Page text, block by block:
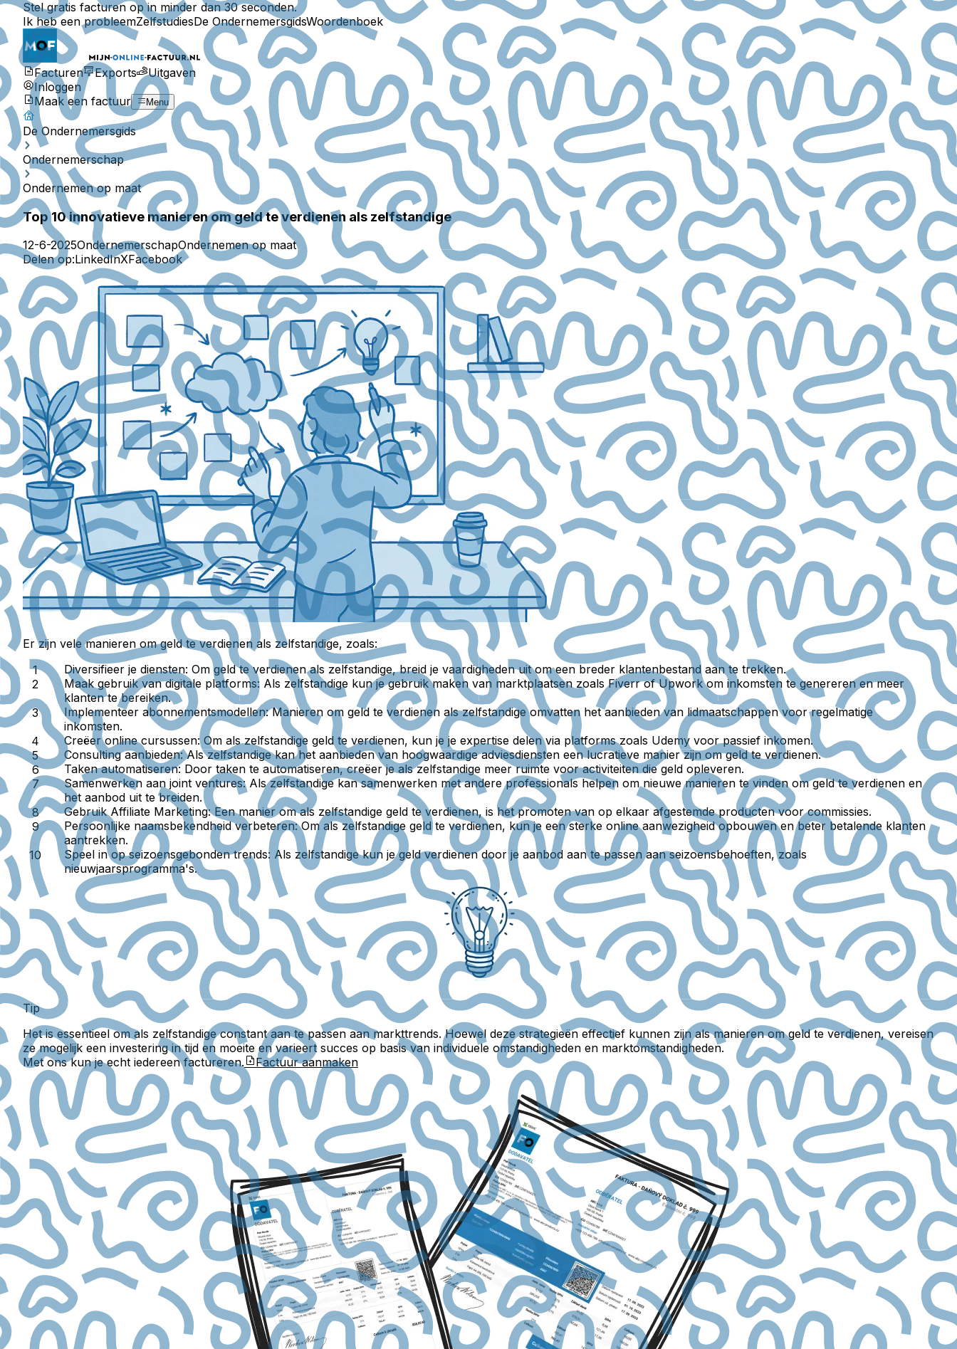
Stel gratis facturen op in minder dan 30 seconden.
Ik heb een probleemZelfstudiesDe OndernemersgidsWoordenboek
Facturen Exports
Uitgaven
Inloggen
Maak een factuur
Menu
De Ondernemersgids
Ondernemerschap
Ondernemen op maat
Top 10 innovatieve manieren om geld te verdienen als zelfstandige
12-6-2025OndernemerschapOndernemen op maat
Delen op:LinkedInXFacebook
Er zijn vele manieren om geld te verdienen als zelfstandige, zoals:
Diversifieer je diensten: Om geld te verdienen als zelfstandige, breid je vaardigheden uit om een breder klantenbestand aan te trekken.
Maak gebruik van digitale platforms: Als zelfstandige kun je gebruik maken van marktplaatsen zoals Fiverr of Upwork om inkomsten te genereren en meer
klanten te bereiken.
Implementeer abonnementsmodellen: Manieren om geld te verdienen als zelfstandige omvatten het aanbieden van lidmaatschappen voor regelmatige
inkomsten.
Creëer online cursussen: Om als zelfstandige geld te verdienen, kun je je expertise delen via platforms zoals Udemy voor passief inkomen.
Consulting aanbieden: Als zelfstandige kan het aanbieden van hoogwaardige adviesdiensten een lucratieve manier zijn om geld te verdienen.
Taken automatiseren: Door taken te automatiseren, creëer je als zelfstandige meer ruimte voor activiteiten die geld opleveren.
Samenwerken aan joint ventures: Als zelfstandige kan samenwerken met andere professionals helpen om nieuwe manieren te vinden om geld te verdienen en
het aanbod uit te breiden.
Gebruik Affiliate Marketing: Een manier om als zelfstandige geld te verdienen, is het promoten van op elkaar afgestemde producten voor commissies.
Persoonlijke naamsbekendheid verbeteren: Om als zelfstandige geld te verdienen, kun je een sterke online aanwezigheid opbouwen en beter betalende klanten
aantrekken.
Speel in op seizoensgebonden trends: Als zelfstandige kun je geld verdienen door je aanbod aan te passen aan seizoensbehoeften, zoals
nieuwjaarsprogramma's.
Tip
Het is essentieel om als zelfstandige constant aan te passen aan markttrends. Hoewel deze strategieën effectief kunnen zijn als manieren om geld te verdienen, vereisen
ze mogelijk een investering in tijd en moeite en varieert succes op basis van individuele omstandigheden en marktomstandigheden.
Met ons kun je echt iedereen factureren.
Factuur aanmaken